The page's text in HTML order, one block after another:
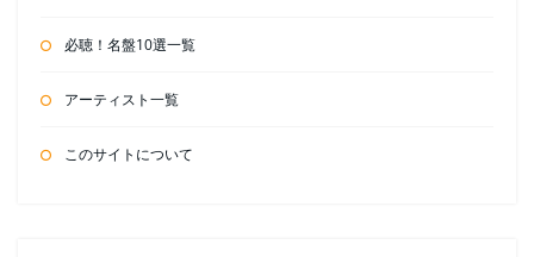
送
必聴！名盤10選一覧
アーティスト一覧
このサイトについて